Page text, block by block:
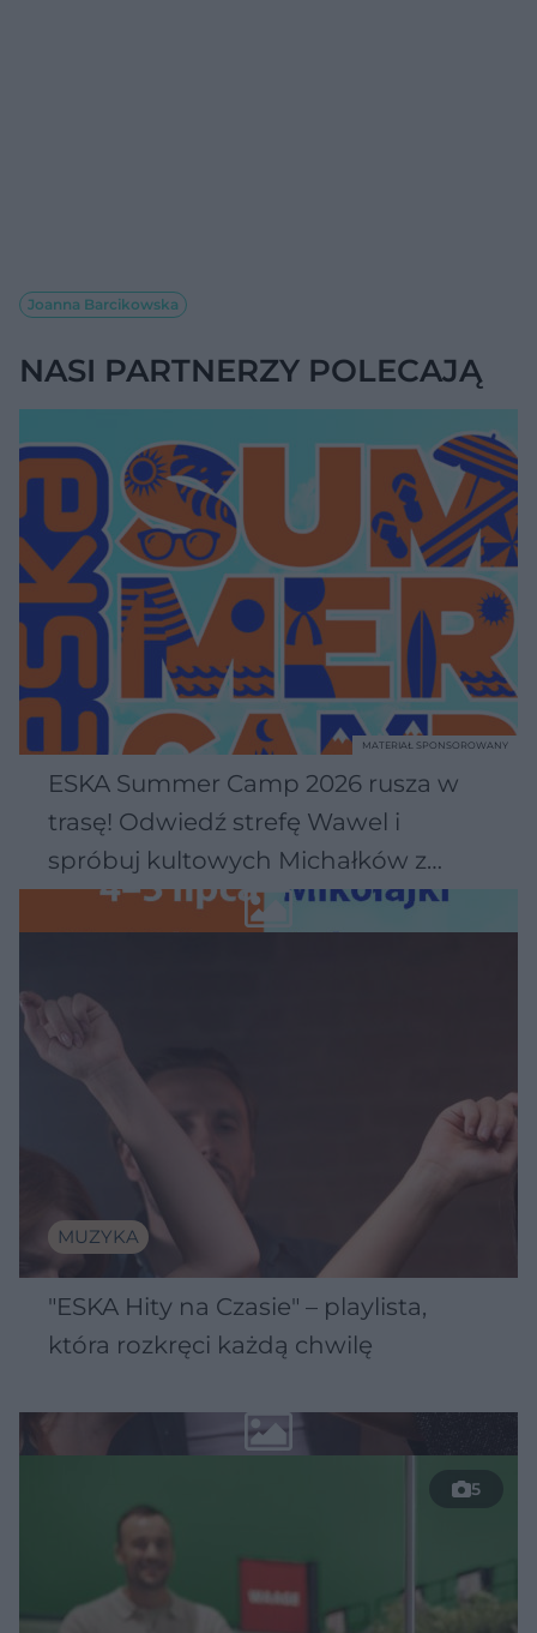
Joanna Barcikowska
NASI PARTNERZY POLECAJĄ
ESKA Summer Camp 2026 rusza w
trasę! Odwiedź strefę Wawel i
spróbuj kultowych Michałków z
Wawelu
MATERIAŁ SPONSOROWANY
MUZYKA
"ESKA Hity na Czasie" – playlista,
która rozkręci każdą chwilę
5